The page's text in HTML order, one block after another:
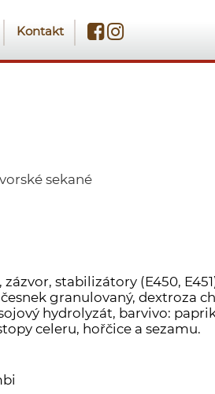
Kontakt
sekané
zázvor, stabilizátory (E450,
granulovaný, dextroza
hydrolyzát, barvivo:
celeru, hořčice a sezamu.